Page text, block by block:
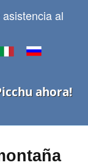
al
ahora!